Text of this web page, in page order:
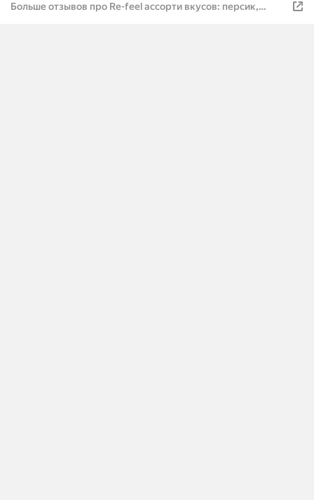
Больше отзывов про Re-feel ассорти вкусов: персик,